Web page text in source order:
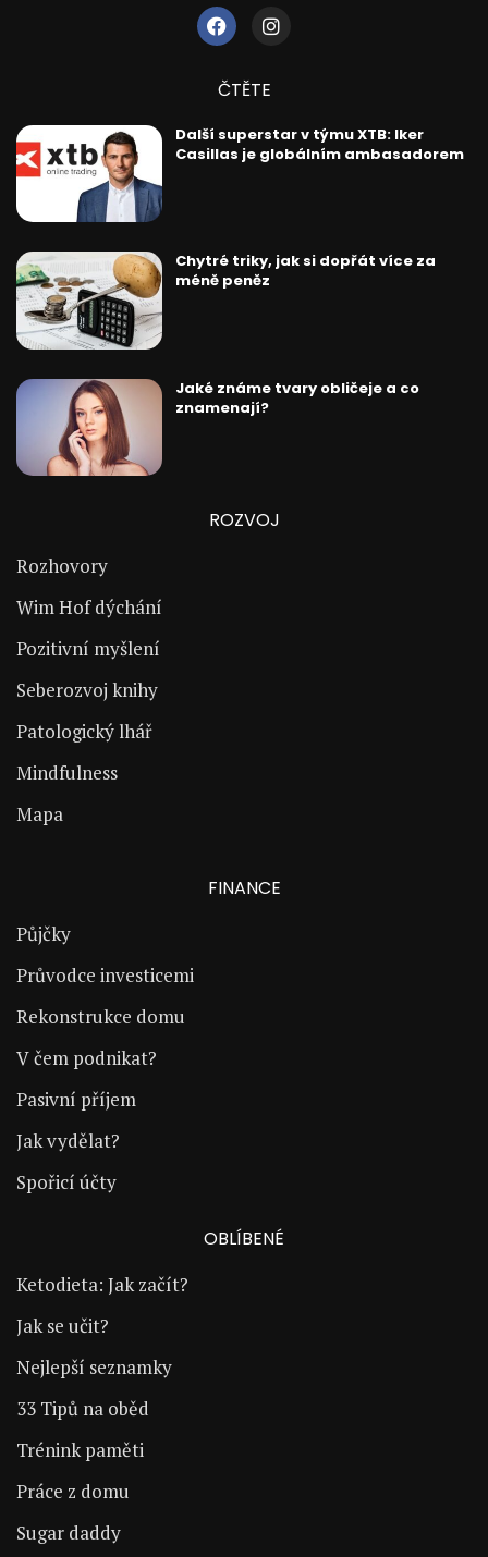
ČTĚTE
Další superstar v týmu XTB: Iker
Casillas je globálním ambasadorem
Chytré triky, jak si dopřát více za
méně peněz
Jaké známe tvary obličeje a co
znamenají?
ROZVOJ
Rozhovory
Wim Hof dýchání
Pozitivní myšlení
Seberozvoj knihy
Patologický lhář
Mindfulness
Mapa
FINANCE
Půjčky
Průvodce investicemi
Rekonstrukce domu
V čem podnikat?
Pasivní příjem
Jak vydělat?
Spořicí účty
OBLÍBENÉ
Ketodieta: Jak začít?
Jak se učit?
Nejlepší seznamky
33 Tipů na oběd
Trénink paměti
Práce z domu
Sugar daddy